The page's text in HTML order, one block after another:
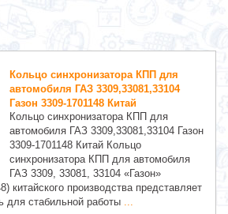
Кольцо синхронизатора КПП для
автомобиля ГАЗ 3309,33081,33104
Газон 3309-1701148 Китай
Кольцо синхронизатора КПП для
автомобиля ГАЗ 3309,33081,33104 Газон
3309-1701148 Китай Кольцо
синхронизатора КПП для автомобиля
ГАЗ 3309, 33081, 33104 «Газон»
китайского производства представляет
для стабильной работы ...